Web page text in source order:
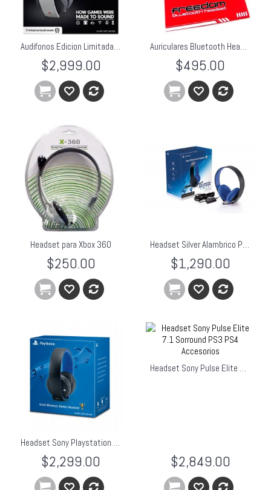
Audifonos Edicion Limitada Headset Gold 20 Aniversario Playstation PS3, PS4, PSVita
$2,999.00
Auriculares Bluetooth Headset Freedom para PS3
$495.00
Headset para Xbox 360
$250.00
Headset Silver Alambrico Ps4 Ps3
$1,290.00
Headset Sony Playstation Gold Inalambrico Ps4 Ps3 Psvita
$2,299.00
Headset Sony Pulse Elite 7.1 Sorround PS3 PS4
$2,849.00